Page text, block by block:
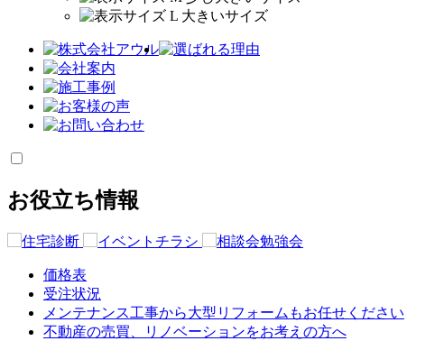
お役立ち情報
価格表
受注状況
メンテナンス工事から大型リフォームもお任せください
不動産の売買、リノベーションをお考えの方へ